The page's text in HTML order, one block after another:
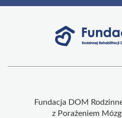
Fundacja DOM
z Porażeniem